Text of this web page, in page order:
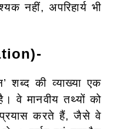
नहीं, अपरिहार्य भी
शब्द की व्याख्या एक
वे मानवीय तथ्यों को
करते हैं, जैसे वे